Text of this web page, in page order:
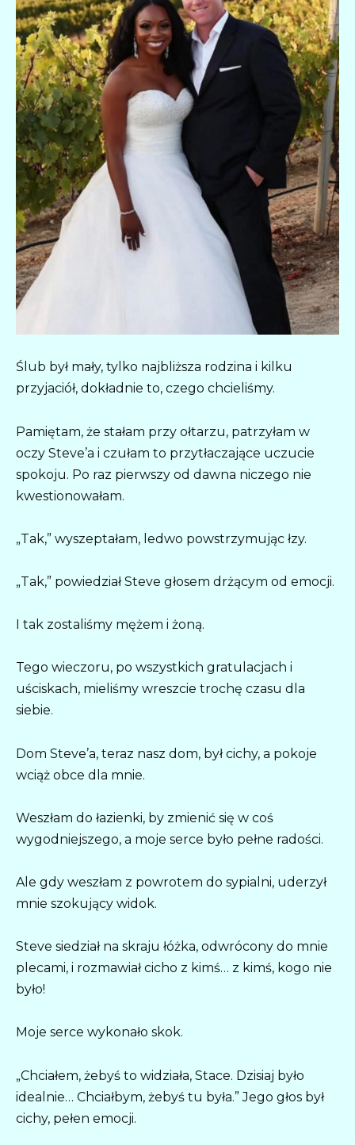
Ślub był mały, tylko najbliższa rodzina i kilku
przyjaciół, dokładnie to, czego chcieliśmy.
Pamiętam, że stałam przy ołtarzu, patrzyłam w
oczy Steve’a i czułam to przytłaczające uczucie
spokoju. Po raz pierwszy od dawna niczego nie
kwestionowałam.
„Tak,” wyszeptałam, ledwo powstrzymując łzy.
„Tak,” powiedział Steve głosem drżącym od emocji.
I tak zostaliśmy mężem i żoną.
Tego wieczoru, po wszystkich gratulacjach i
uściskach, mieliśmy wreszcie trochę czasu dla
siebie.
Dom Steve’a, teraz nasz dom, był cichy, a pokoje
wciąż obce dla mnie.
Weszłam do łazienki, by zmienić się w coś
wygodniejszego, a moje serce było pełne radości.
Ale gdy weszłam z powrotem do sypialni, uderzył
mnie szokujący widok.
Steve siedział na skraju łóżka, odwrócony do mnie
plecami, i rozmawiał cicho z kimś… z kimś, kogo nie
było!
Moje serce wykonało skok.
„Chciałem, żebyś to widziała, Stace. Dzisiaj było
idealnie… Chciałbym, żebyś tu była.” Jego głos był
cichy, pełen emocji.